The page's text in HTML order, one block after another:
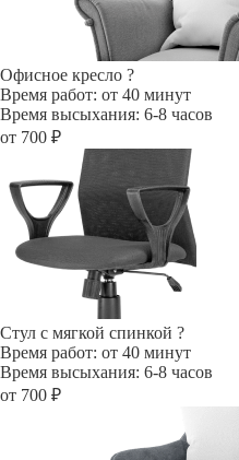
Офисное кресло ?
Время работ: от 40 минут
Время высыхания: 6-8 часов
от 700 ₽
Стул с мягкой спинкой ?
Время работ: от 40 минут
Время высыхания: 6-8 часов
от 700 ₽